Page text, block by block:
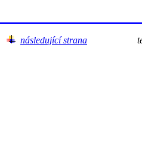
následující strana